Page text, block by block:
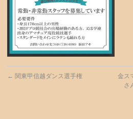
← 関東甲信越ダンス選手権
金ス
さ